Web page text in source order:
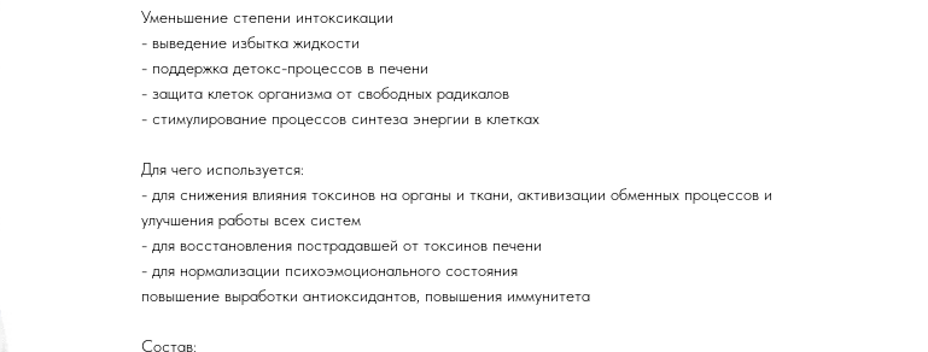
Уменьшение степени интоксикации
- выведение избытка жидкости
- поддержка детокс-процессов в печени
- защита клеток организма от свободных радикалов
- стимулирование процессов синтеза энергии в клетках
Для чего используется:
- для снижения влияния токсинов на органы и ткани, активизации обменных процессов и
улучшения работы всех систем
- для восстановления пострадавшей от токсинов печени
- для нормализации психоэмоционального состояния
повышение выработки антиоксидантов, повышения иммунитета
Состав: